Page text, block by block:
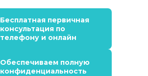
Бесплатная первичная
консультация по
телефону и онлайн
Обеспечиваем полную
конфиденциальность